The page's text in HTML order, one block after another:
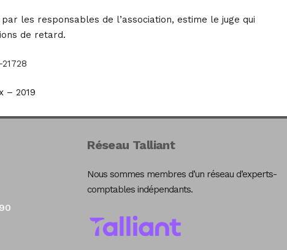
les responsables de l’association, estime le juge qui
de retard.
– 2019
Réseau Talliant
Nous sommes membres d’un réseau d’experts-
comptables indépendants.